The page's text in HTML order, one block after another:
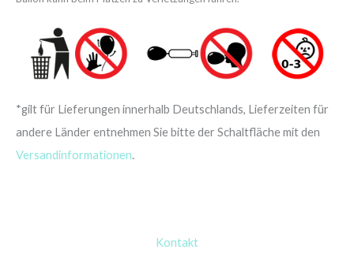
*gilt für Lieferungen innerhalb Deutschlands, Lieferzeiten für
andere Länder entnehmen Sie bitte der Schaltfläche mit den
Versandinformationen.
Kontakt